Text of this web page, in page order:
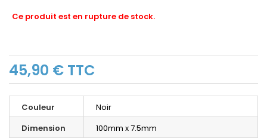
Ce produit est en rupture de stock.
45,90 € TTC
Couleur
Noir
Dimension
100mm x 7.5mm